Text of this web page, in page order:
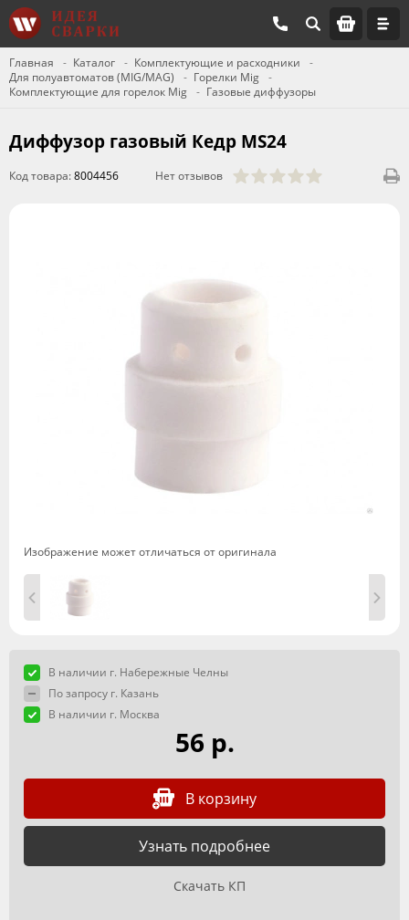
Главная Каталог
Комплектующие и расходники
Для полуавтоматов (MIG/MAG)
Горелки Mig
Комплектующие для горелок Mig
Газовые диффузоры
Диффузор газовый Кедр MS24
Код товара:8004456 Нет отзывов
Изображение может отличаться от оригинала
В наличии г. Набережные Челны
По запросу г. Казань
В наличии г. Москва
56 р.
В корзину
Узнать подробнее
Скачать КП